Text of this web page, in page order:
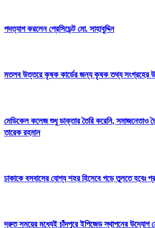
পদত্যাগ করলেন প্রেসিডেন্ট মো. সাহাবুদ্দিন
মতলব উত্তরে কৃষক কার্ডের জন্য কৃষক তথ্য সংগ্রহের
মেডিকেল কলেজ শুধু ডাক্তার তৈরি করেনি, সমাজনেতাও
তারেক রহমান
ঢাকাকে বসবাসের যোগ্য শহর হিসেবে গড়ে তুলতে হবেঃ
দ্রুত সময়ের মধ্যেই চাঁদপুরে ইপিজেড স্থাপনের উদ্যোগ